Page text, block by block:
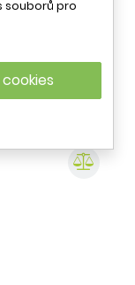
/ Odstín:
souborů pro